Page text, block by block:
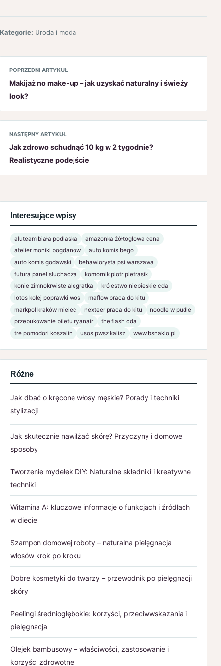
Kategorie: Uroda i moda
POPRZEDNI ARTYKUŁ
Makijaż no make-up – jak uzyskać naturalny i świeży
look?
NASTĘPNY ARTYKUŁ
Jak zdrowo schudnąć 10 kg w 2 tygodnie?
Realistyczne podejście
Interesujące wpisy
aluteam biała podlaska
amazonka żółtogłowa cena
atelier moniki bogdanow
auto komis bego
auto komis godawski
behawiorysta psi warszawa
futura panel słuchacza
komornik piotr pietrasik
konie zimnokrwiste alegratka
królestwo niebieskie cda
lotos kolej poprawki wos
maflow praca do kitu
markpol kraków mielec
nexteer praca do kitu
noodle w pudle
przebukowanie biletu ryanair
the flash cda
tre pomodori koszalin
usos pwsz kalisz www bsnaklo pl
Różne
Jak dbać o kręcone włosy męskie? Porady i techniki
stylizacji
Jak skutecznie nawilżać skórę? Przyczyny i domowe
sposoby
Tworzenie mydełek DIY: Naturalne składniki i kreatywne
techniki
Witamina A: kluczowe informacje o funkcjach i źródłach
w diecie
Szampon domowej roboty – naturalna pielęgnacja
włosów krok po kroku
Dobre kosmetyki do twarzy – przewodnik po pielęgnacji
skóry
Peelingi średniogłębokie: korzyści, przeciwwskazania i
pielęgnacja
Olejek bambusowy – właściwości, zastosowanie i
korzyści zdrowotne